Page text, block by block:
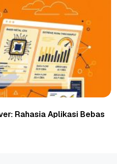
Rahasia Aplikasi Bebas